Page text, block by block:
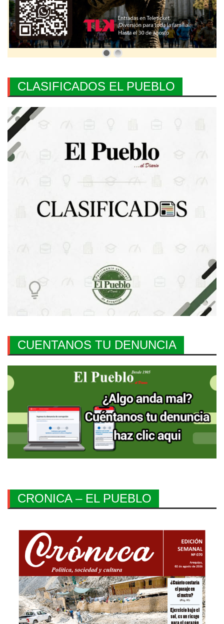
CLASIFICADOS EL PUEBLO
CUENTANOS TU DENUNCIA
CRONICA – EL PUEBLO